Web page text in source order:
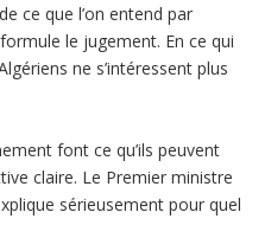
ce que l’on entend par
le jugement. En ce qui
ne s’intéressent plus
font ce qu’ils peuvent
claire. Le Premier ministre
sérieusement pour quel